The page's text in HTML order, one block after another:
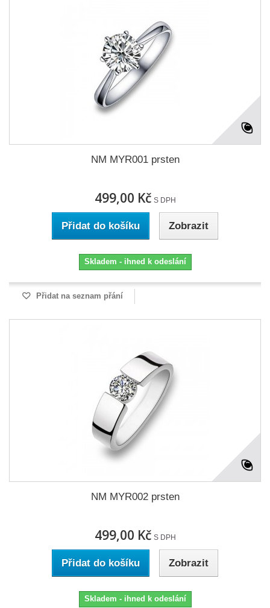
NM MYR001 prsten
499,00 Kč S DPH
Přidat do košíku Zobrazit
Skladem - ihned k odeslání
Přidat na seznam přání
NM MYR002 prsten
499,00 Kč S DPH
Přidat do košíku Zobrazit
Skladem - ihned k odeslání